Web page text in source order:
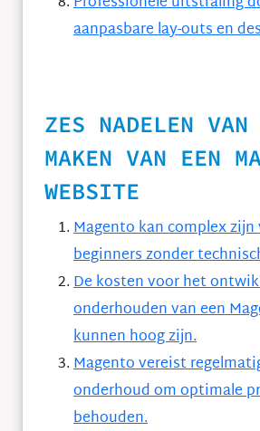
aanpasbare lay-outs en
ZES NADELEN VAN
MAKEN VAN EEN
WEBSITE
Magento kan complex
beginners zonder
De kosten voor het
onderhouden van een
kunnen hoog zijn.
Magento vereist
onderhoud om optimale
behouden.